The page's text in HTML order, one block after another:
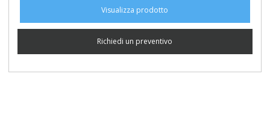
Visualizza prodotto
Richiedi un preventivo